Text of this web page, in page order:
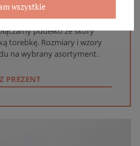
w sklepie internetowym
do wręczenia upominek. Do
pudełko ze skóry
torebkę. Rozmiary i wzory
na wybrany asortyment.
PREZENT
wszystkie